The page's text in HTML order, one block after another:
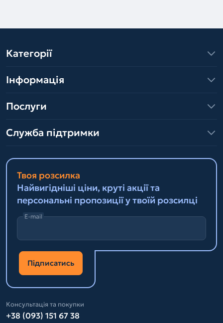
Категорії
Інформація
Послуги
Служба підтримки
Твоя розсилка
Найвигідніші ціни, круті акції та
персональні пропозиції у твоїй розсилці
E-mail
Підписатись
Консультація та покупки
+38 (093) 151 67 38